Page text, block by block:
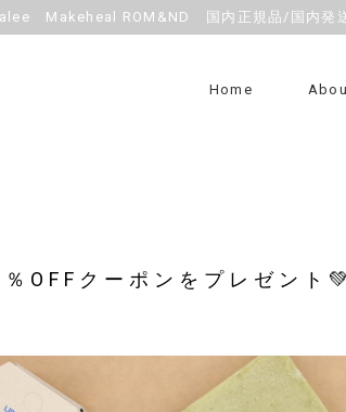
Makeheal ROM&ND 国内正規品/国内発
Home
OFFクーポンをプレゼント💚